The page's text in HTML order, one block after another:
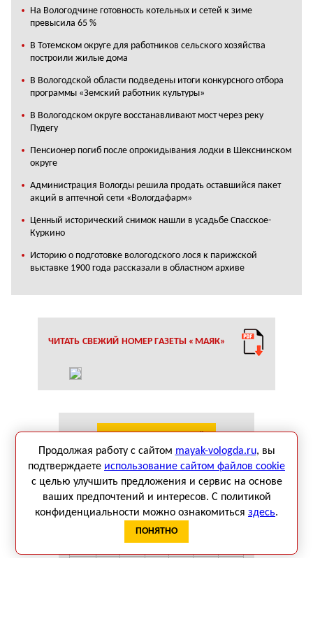
На Вологодчине готовность котельных и сетей к зиме
превысила 65 %
В Тотемском округе для работников сельского хозяйства
построили жилые дома
В Вологодской области подведены итоги конкурсного отбора
программы «Земский работник культуры»
В Вологодском округе восстанавливают мост через реку
Пудегу
Пенсионер погиб после опрокидывания лодки в Шекснинском
округе
Администрация Вологды решила продать оставшийся пакет
акций в аптечной сети «Вологдафарм»
Ценный исторический снимок нашли в усадьбе Спасское-
Куркино
Историю о подготовке вологодского лося к парижской
выставке 1900 года рассказали в областном архиве
ЧИТАТЬ СВЕЖИЙ НОМЕР ГАЗЕТЫ «МАЯК»
Август 2026
Пн
Ср Сб
1
2
6
Продолжая работу с сайтом mayak-vologda.ru, вы
подтверждаете использование сайтом файлов cookie
с целью улучшить предложения и сервис на основе
ваших предпочтений и интересов. С политикой
конфиденциальности можно ознакомиться здесь.
ПОНЯТНО